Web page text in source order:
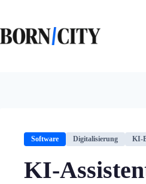
springen
Software Digitalisierung KI-
KI-